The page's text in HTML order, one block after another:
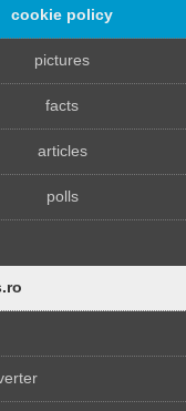
cookie policy
pictures
facts
articles
polls